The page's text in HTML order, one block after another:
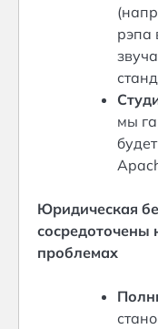
рэпа
мы
Юридическая
сосредоточены
проблемах